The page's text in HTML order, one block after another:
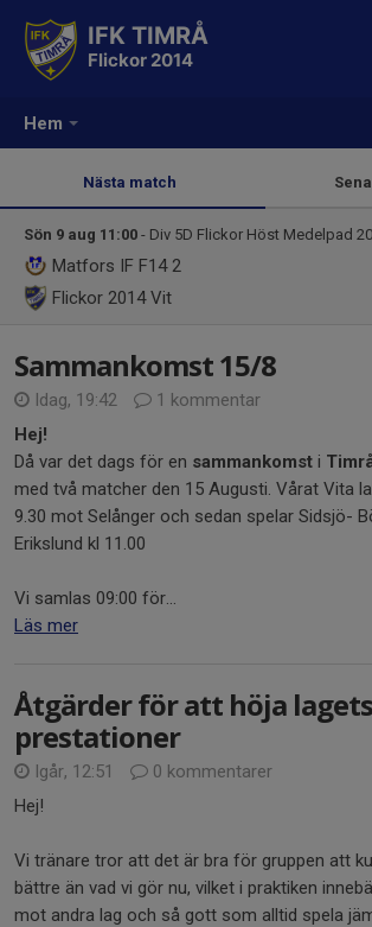
Hem
IFK TIMRÅ
Flickor 2014
Nästa match
Sön 9 aug 11:00 - Div 5D Flickor Höst Medelpad
Matfors IF F14 2
Flickor 2014Vit
Sammankomst 15/8
Idag, 19:42
1 kommentar
Hej!
Då var det dags för en sammankomst i
med två matcher den 15 Augusti. Vårat Vita
9.30 mot Selånger och sedan spelar Sidsjö-
Erikslund kl 11.00
Vi samlas 09:00 för...
Läs mer
Åtgärder för att höja lagets
prestationer
Igår, 12:51
0 kommentarer
Hej!
Vi tränare tror att det är bra för gruppen att
bättre än vad vi gör nu, vilket i praktiken
mot andra lag och så gott som alltid spela